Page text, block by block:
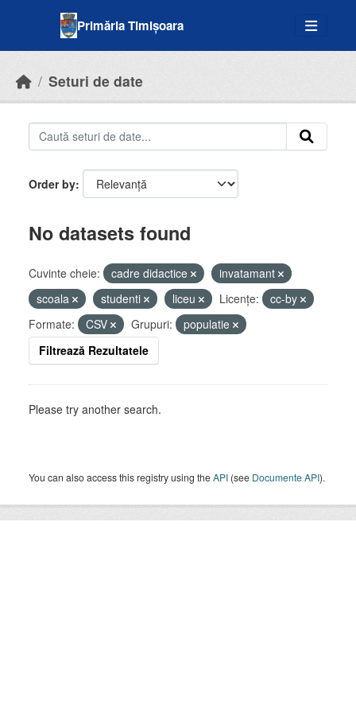
Primăria Timișoara
Seturi de date
Order by
No datasets found
Cuvinte cheie: cadre didactice
invatamant
scoala
studenti liceu Licenţe:
cc-by
Formate:
CSV Grupuri:
populatie
Filtrează Rezultatele
Please try another search.
You can also access this registry using theAPI (see Documente API).